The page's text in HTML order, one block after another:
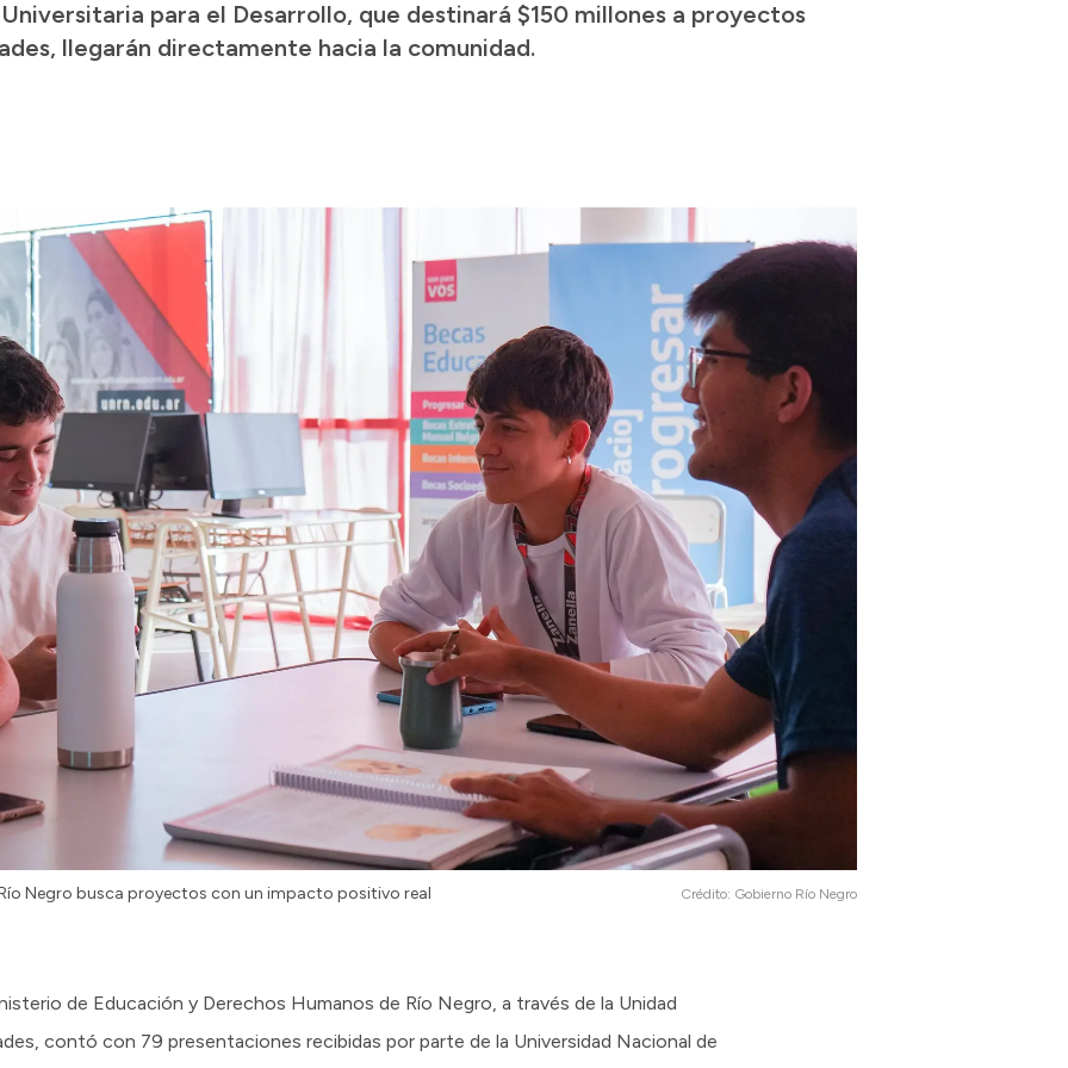
para el Desarrollo, que destinará $150 millones a proyectos
llegarán directamente hacia la comunidad.
Negro busca proyectos con un impacto positivo real Crédito: Gobierno Río Negro
de Educación y Derechos Humanos de Río Negro, a través de la Unidad
contó con 79 presentaciones recibidas por parte de la Universidad Nacional de